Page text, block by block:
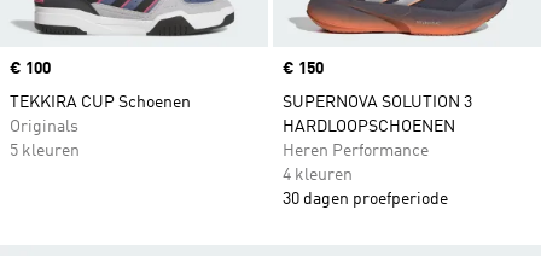
Price
€ 100
TEKKIRA CUP Schoenen
Originals
5 kleuren
Price
€ 150
SUPERNOVA SOLUTION 3
HARDLOOPSCHOENEN
Heren Performance
4 kleuren
30 dagen proefperiode